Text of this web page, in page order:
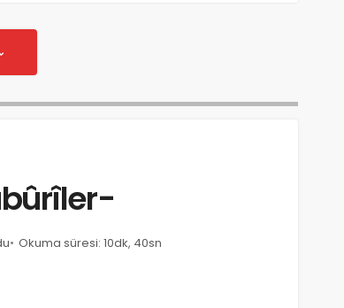
Okuma süresi: 10dk, 40sn